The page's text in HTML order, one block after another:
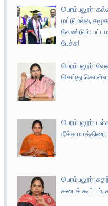
பெரம்பலூர்:
மட்டுமல்ல,
வேண்டும்:
பேச்சு!
பெரம்பலூர்:
செய்து கொள்ள
பெரம்பலூர்:
நீக்க
பெரம்பலூர்:
சபைக் கூட்டம்;